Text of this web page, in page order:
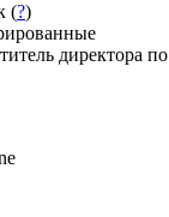
(?)
директора по